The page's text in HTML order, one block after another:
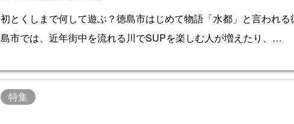
初とくしまで何して遊ぶ？徳島市はじめて物語「水都」と言われる
島市では、近年街中を流れる川でSUPを楽しむ人が増えたり、…
特集